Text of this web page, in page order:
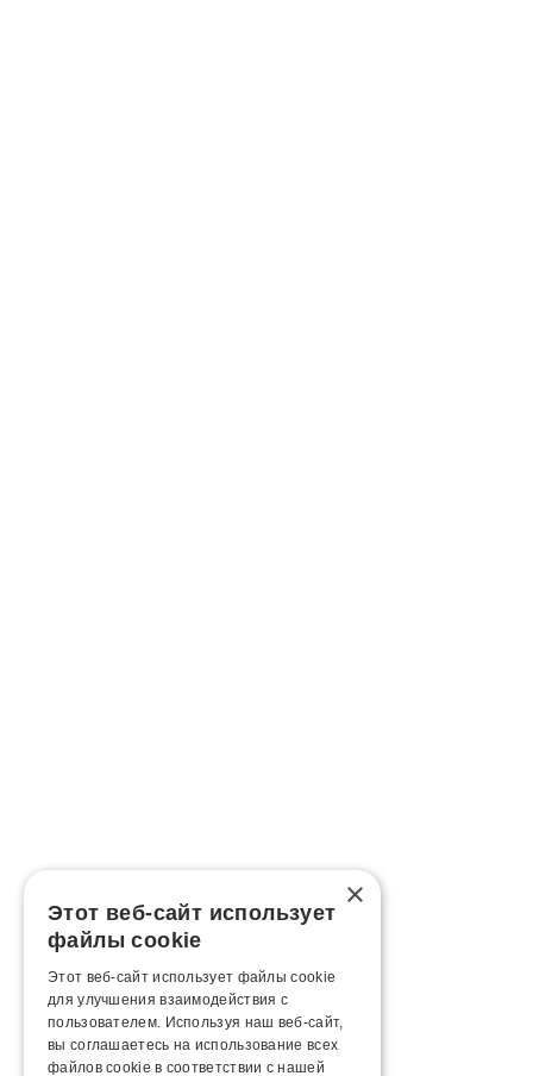
×
Этот веб-сайт использует
файлы cookie
Этот веб-сайт использует файлы cookie
для улучшения взаимодействия с
пользователем. Используя наш веб-сайт,
вы соглашаетесь на использование всех
файлов cookie в соответствии с нашей